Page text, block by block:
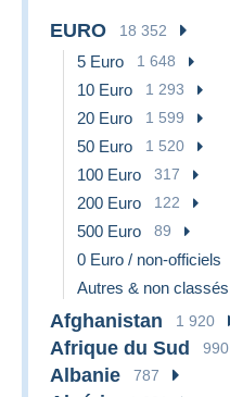
EURO 18 352
5 Euro 1 648
10 Euro 1 293
20 Euro 1 599
50 Euro 1 520
100 Euro 317
200 Euro 122
500 Euro 89
0 Euro / non-officiels
Autres & non classés
Afghanistan 1 920
Afrique du Sud 990
Albanie 787